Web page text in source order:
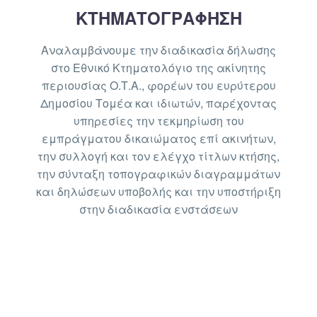
ΚΤΗΜΑΤΟΓΡΑΦΗΣΗ
Αναλαμβάνουμε την διαδικασία δήλωσης
στο Εθνικό Κτηματολόγιο της ακίνητης
περιουσίας Ο.Τ.Α., φορέων του ευρύτερου
Δημοσίου Τομέα και ιδιωτών, παρέχοντας
υπηρεσίες την τεκμηρίωση του
εμπράγματου δικαιώματος επί ακινήτων,
την συλλογή και τον ελέγχο τίτλων κτήσης,
την σύνταξη τοπογραφικών διαγραμμάτων
και δηλώσεων υποβολής και την υποστήριξη
στην διαδικασία ενστάσεων